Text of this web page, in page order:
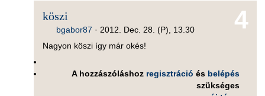
4
köszi
bgabor87 · 2012. Dec. 28. (P), 13.30
Nagyon köszi így már okés!
A hozzászóláshoz regisztráció és belépés
szükséges